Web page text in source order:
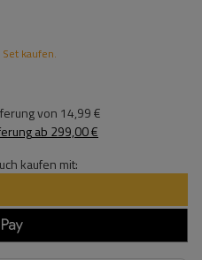
kaufen.
von 14,99 €
ab 299,00 €
kaufen mit: